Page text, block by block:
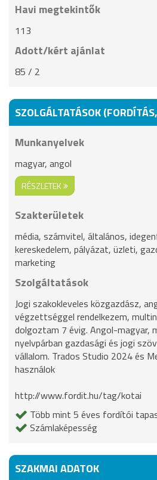
Havi megtekintők
113
Adott/kért ajánlat
85 / 2
SZOLGÁLTATÁSOK
Munkanyelvek
magyar, angol
RÉSZLETEK
Szakterületek
média, számvitel, általános,
kereskedelem, pályázat, üzleti,
marketing
Szolgáltatások
Jogi szakokleveles közgazdász,
végzettséggel rendelkezem,
dolgoztam 7 évig. Angol-magyar,
nyelvpárban gazdasági és jogi
vállalom. Trados Studio 2024 és
használok
http://www.fordit.hu/tag/kotai
Több mint 5 éves fordítói
Számlaképesség
SZAKMAI ADATOK